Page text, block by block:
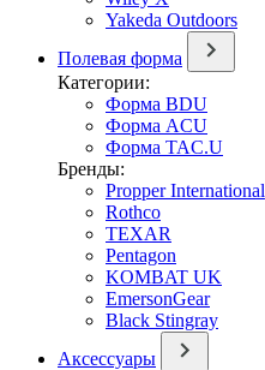
Yakeda Outdoors
Полевая форма
Категории:
Форма BDU
Форма ACU
Форма TAC.U
Бренды:
Propper International
Rothco
TEXAR
Pentagon
KOMBAT UK
EmersonGear
Black Stingray
Аксессуары